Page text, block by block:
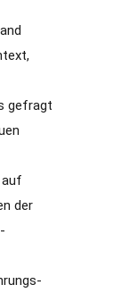
gefragt
der